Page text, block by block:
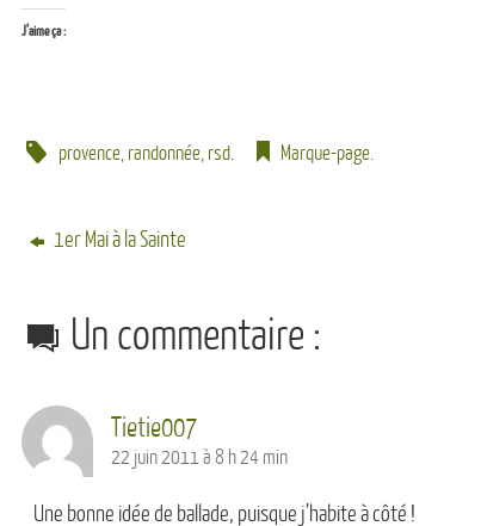
J’aime ça :
provence, randonnée, rsd. Marque-page.
1er Mai à la Sainte
Un commentaire :
Tietie007
22 juin 2011 à 8 h 24 min
Une bonne idée de ballade, puisque j’habite à côté !